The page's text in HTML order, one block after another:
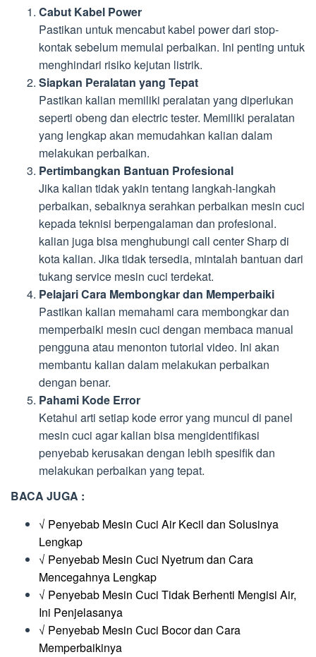
Cabut Kabel Power
Pastikan untuk mencabut kabel power dari stop-
kontak sebelum memulai perbaikan. Ini penting untuk
menghindari risiko kejutan listrik.
Siapkan Peralatan yang Tepat
Pastikan kalian memiliki peralatan yang diperlukan
seperti obeng dan electric tester. Memiliki peralatan
yang lengkap akan memudahkan kalian dalam
melakukan perbaikan.
Pertimbangkan Bantuan Profesional
Jika kalian tidak yakin tentang langkah-langkah
perbaikan, sebaiknya serahkan perbaikan mesin cuci
kepada teknisi berpengalaman dan profesional.
kalian juga bisa menghubungi call center Sharp di
kota kalian. Jika tidak tersedia, mintalah bantuan dari
tukang service mesin cuci terdekat.
Pelajari Cara Membongkar dan Memperbaiki
Pastikan kalian memahami cara membongkar dan
memperbaiki mesin cuci dengan membaca manual
pengguna atau menonton tutorial video. Ini akan
membantu kalian dalam melakukan perbaikan
dengan benar.
Pahami Kode Error
Ketahui arti setiap kode error yang muncul di panel
mesin cuci agar kalian bisa mengidentifikasi
penyebab kerusakan dengan lebih spesifik dan
melakukan perbaikan yang tepat.
BACA JUGA :
√ Penyebab Mesin Cuci Air Kecil dan Solusinya
Lengkap
√ Penyebab Mesin Cuci Nyetrum dan Cara
Mencegahnya Lengkap
√ Penyebab Mesin Cuci Tidak Berhenti Mengisi Air,
Ini Penjelasanya
√ Penyebab Mesin Cuci Bocor dan Cara
Memperbaikinya